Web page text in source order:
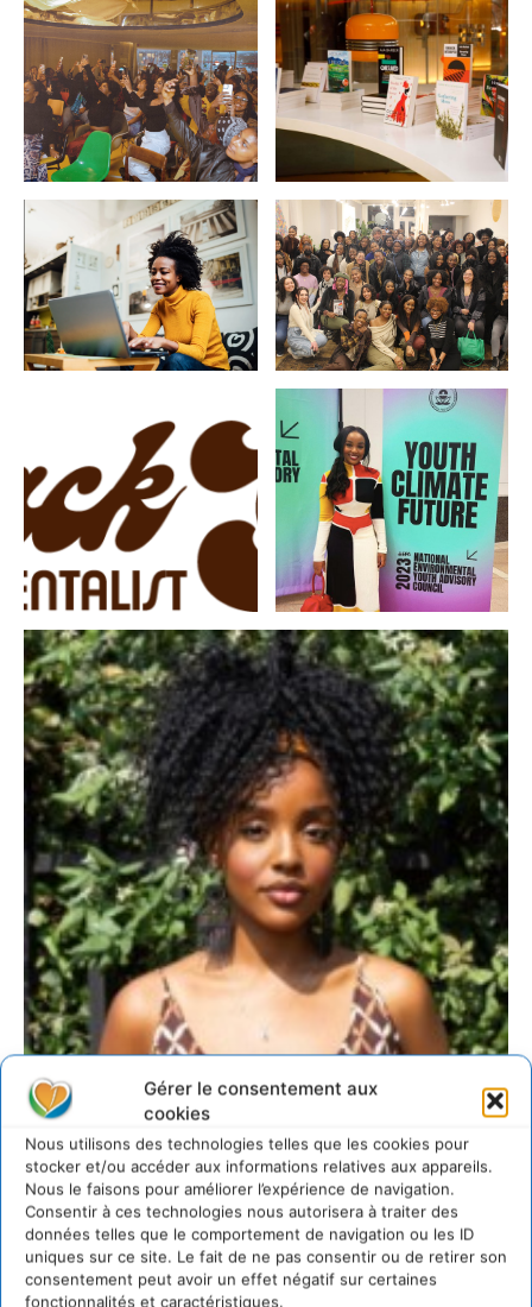
Gérer le consentement aux
cookies
Nous utilisons des technologies telles que les cookies pour
stocker et/ou accéder aux informations relatives aux appareils.
Nous le faisons pour améliorer l’expérience de navigation.
Consentir à ces technologies nous autorisera à traiter des
données telles que le comportement de navigation ou les ID
uniques sur ce site. Le fait de ne pas consentir ou de retirer son
consentement peut avoir un effet négatif sur certaines
fonctionnalités et caractéristiques.